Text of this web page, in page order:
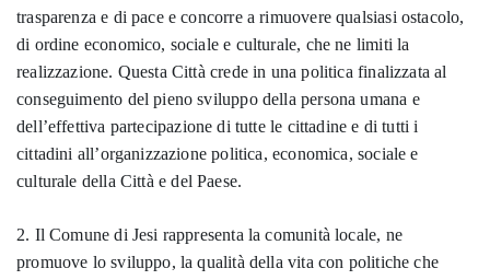
trasparenza e di pace e concorre a rimuovere qualsiasi ostacolo,
di ordine economico, sociale e culturale, che ne limiti la
realizzazione. Questa Città crede in una politica finalizzata al
conseguimento del pieno sviluppo della persona umana e
dell’effettiva partecipazione di tutte le cittadine e di tutti i
cittadini all’organizzazione politica, economica, sociale e
culturale della Città e del Paese.
2. Il Comune di Jesi rappresenta la comunità locale, ne
promuove lo sviluppo, la qualità della vita con politiche che